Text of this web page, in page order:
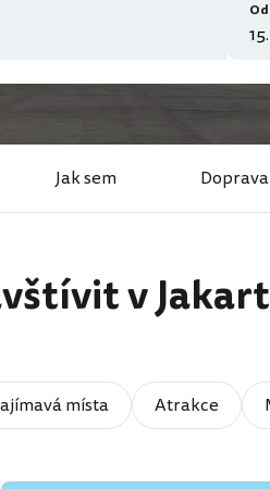
Jak sem Doprava
v
místa Atrakce